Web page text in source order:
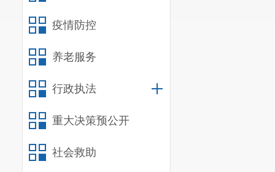
疫情防控
养老服务
行政执法
重大决策预公开
社会救助